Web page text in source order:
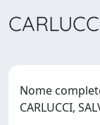
Nome
CARLUCCI,